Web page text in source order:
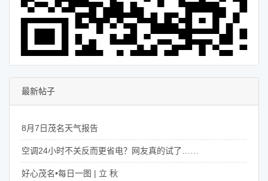
最新帖子
8月7日茂名天气报告
空调24小时不关反而更省电？网友真的试了……
好心茂名•每日一图 | 立 秋